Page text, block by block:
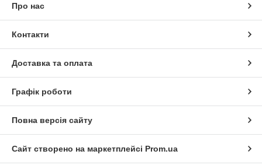
Про нас
Контакти
Доставка та оплата
Графік роботи
Повна версія сайту
Сайт створено на маркетплейсі Prom.ua